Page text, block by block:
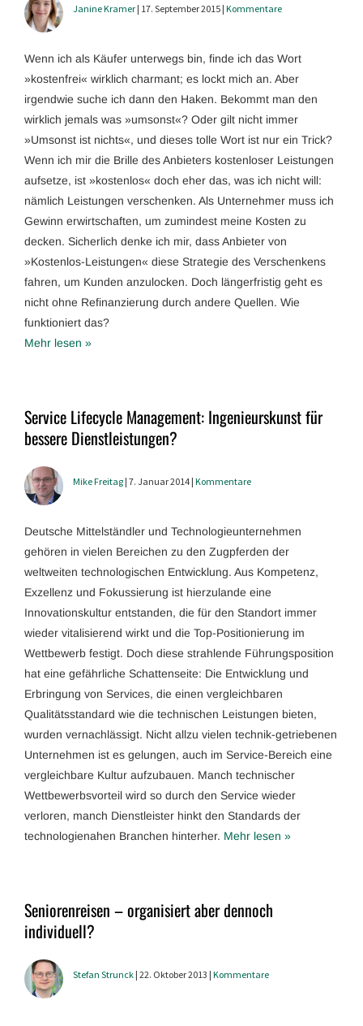
Janine Kramer | 17. September 2015 | Kommentare
Wenn ich als Käufer unterwegs bin, finde ich das Wort
»kostenfrei« wirklich charmant; es lockt mich an. Aber
irgendwie suche ich dann den Haken. Bekommt man den
wirklich jemals was »umsonst«? Oder gilt nicht immer
»Umsonst ist nichts«, und dieses tolle Wort ist nur ein Trick?
Wenn ich mir die Brille des Anbieters kostenloser Leistungen
aufsetze, ist »kostenlos« doch eher das, was ich nicht will:
nämlich Leistungen verschenken. Als Unternehmer muss ich
Gewinn erwirtschaften, um zumindest meine Kosten zu
decken. Sicherlich denke ich mir, dass Anbieter von
»Kostenlos-Leistungen« diese Strategie des Verschenkens
fahren, um Kunden anzulocken. Doch längerfristig geht es
nicht ohne Refinanzierung durch andere Quellen. Wie
funktioniert das?
Mehr lesen »
Service Lifecycle Management: Ingenieurskunst für
bessere Dienstleistungen?
Mike Freitag | 7. Januar 2014 | Kommentare
Deutsche Mittelständler und Technologieunternehmen
gehören in vielen Bereichen zu den Zugpferden der
weltweiten technologischen Entwicklung. Aus Kompetenz,
Exzellenz und Fokussierung ist hierzulande eine
Innovationskultur entstanden, die für den Standort immer
wieder vitalisierend wirkt und die Top-Positionierung im
Wettbewerb festigt. Doch diese strahlende Führungsposition
hat eine gefährliche Schattenseite: Die Entwicklung und
Erbringung von Services, die einen vergleichbaren
Qualitätsstandard wie die technischen Leistungen bieten,
wurden vernachlässigt. Nicht allzu vielen technik-getriebenen
Unternehmen ist es gelungen, auch im Service-Bereich eine
vergleichbare Kultur aufzubauen. Manch technischer
Wettbewerbsvorteil wird so durch den Service wieder
verloren, manch Dienstleister hinkt den Standards der
technologienahen Branchen hinterher. Mehr lesen »
Seniorenreisen – organisiert aber dennoch
individuell?
Stefan Strunck | 22. Oktober 2013 | Kommentare